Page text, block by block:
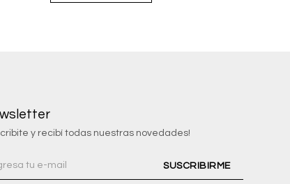
y recibí todas nuestras novedades!
SUSCRIBIRME